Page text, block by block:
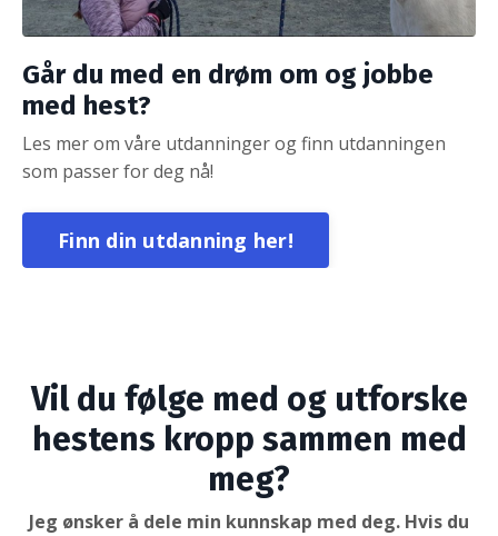
Går du med en drøm om og jobbe
med hest?
Les mer om våre utdanninger og finn utdanningen
som passer for deg nå!
Finn din utdanning her!
Vil du følge med og utforske
hestens kropp sammen med
meg?
Jeg ønsker å dele min kunnskap med deg. Hvis du